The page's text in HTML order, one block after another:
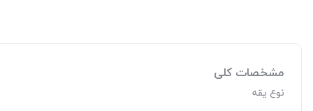
مشخصات کلی
نوع یقه